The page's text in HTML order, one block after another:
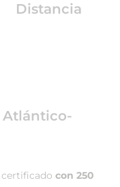
Distancia
Atlántico-
certificado con 250